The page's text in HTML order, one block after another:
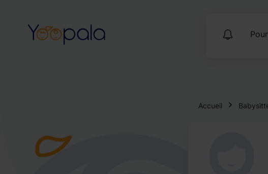
Accueil